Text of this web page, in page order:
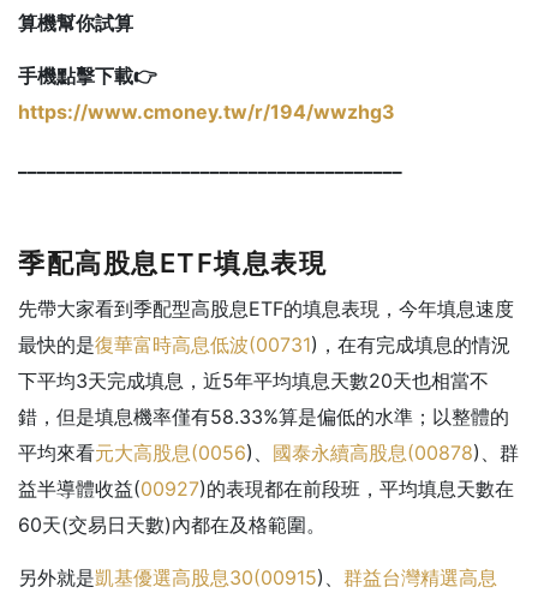
算機幫你試算
手機點擊下載👉
https://www.cmoney.tw/r/194/wwzhg3
季配高股息ETF填息表現
先帶大家看到季配型高股息ETF的填息表現，今年填息速度
最快的是復華富時高息低波(00731)，在有完成填息的情況
下平均3天完成填息，近5年平均填息天數20天也相當不
錯，但是填息機率僅有58.33%算是偏低的水準；以整體的
平均來看元大高股息(0056)、 國泰永續高股息(00878)、群
益半導體收益(00927)的表現都在前段班，平均填息天數在
60天(交易日天數)內都在及格範圍。
另外就是凱基優選高股息30(00915)、 群益台灣精選高息